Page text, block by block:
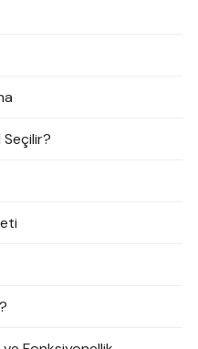
Seçilir?